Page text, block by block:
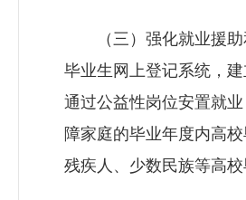
（三）强化就业援助
毕业生网上登记系统，
通过公益性岗位安置就
障家庭的毕业年度内高
残疾人、少数民族等高